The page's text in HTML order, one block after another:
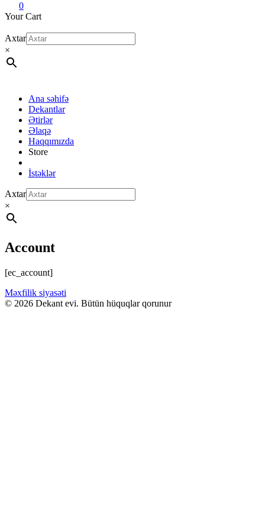
0
Your Cart
Axtar
×
Ana səhifə
Dekantlar
Ətirlər
Əlaqə
Haqqımızda
Store
İstəklər
Axtar
×
Account
[ec_account]
Məxfilik siyasəti
© 2026 Dekant evi. Bütün hüquqlar qorunur